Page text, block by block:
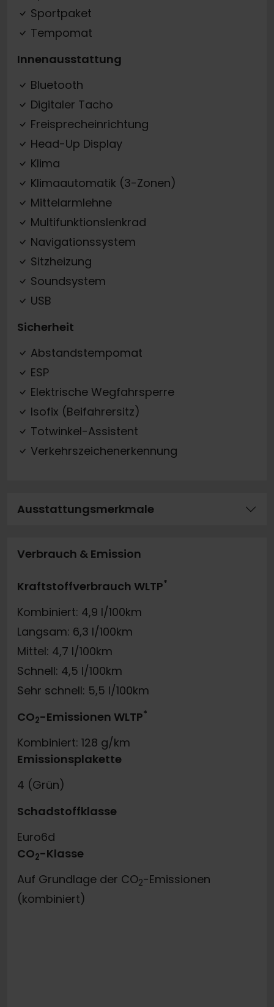
Sportpaket
Tempomat
Innenausstattung
Bluetooth
Digitaler Tacho
Freisprecheinrichtung
Head-Up Display
Klima
Klimaautomatik (3-Zonen)
Mittelarmlehne
Multifunktionslenkrad
Navigationssystem
Sitzheizung
Soundsystem
USB
Sicherheit
Abstandstempomat
ESP
Elektrische Wegfahrsperre
Isofix (Beifahrersitz)
Totwinkel-Assistent
Verkehrszeichenerkennung
Ausstattungsmerkmale
Verbrauch & Emission
Kraftstoffverbrauch WLTP*
Kombiniert: 4,9 l/100km
Langsam: 6,3 l/100km
Mittel: 4,7 l/100km
Schnell: 4,5 l/100km
Sehr schnell: 5,5 l/100km
CO2-Emissionen WLTP*
Kombiniert: 128 g/km
Emissionsplakette
4 (Grün)
Schadstoffklasse
Euro6d
CO2-Klasse
Auf Grundlage der CO2-Emissionen
(kombiniert)